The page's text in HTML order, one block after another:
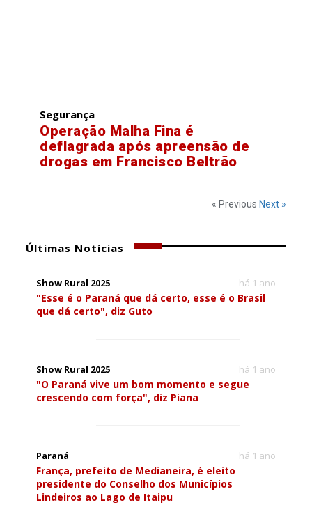
Segurança
Operação Malha Fina é
deflagrada após apreensão de
drogas em Francisco Beltrão
« Previous Next »
Últimas Notícias
Show Rural 2025 há 1 ano
"Esse é o Paraná que dá certo, esse é o Brasil
que dá certo", diz Guto
Show Rural 2025 há 1 ano
"O Paraná vive um bom momento e segue
crescendo com força", diz Piana
Paraná há 1 ano
França, prefeito de Medianeira, é eleito
presidente do Conselho dos Municípios
Lindeiros ao Lago de Itaipu